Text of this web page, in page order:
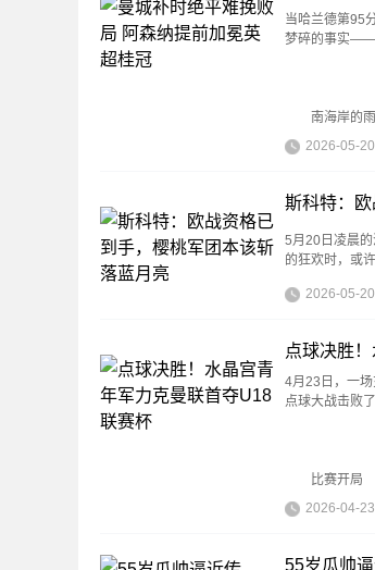
当哈兰德第95
梦碎的事实——
南海岸的雨
2026-05-20
斯科特：
5月20日凌晨
的狂欢时，或
2026-05-20
点球决胜
4月23日，一
点球大战击败
比赛开局
2026-04-23
55岁瓜帅